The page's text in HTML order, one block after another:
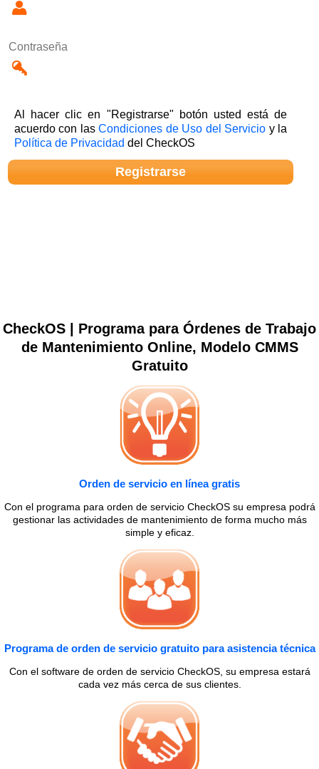
Contraseña
Al hacer clic en "Registrarse" botón usted está de
acuerdo con lasCondiciones de Uso del Servicio y la
Política de Privacidad del CheckOS
CheckOS | Programa para Órdenes de Trabajo
de Mantenimiento Online, Modelo CMMS
Gratuito
Orden de servicio en línea gratis
Con el programa para orden de servicio CheckOS su empresa podrá
gestionar las actividades de mantenimiento de forma mucho más
simple y eficaz.
Programa de orden de servicio gratuito para asistencia técnica
Con el software de orden de servicio CheckOS, su empresa estará
cada vez más cerca de sus clientes.